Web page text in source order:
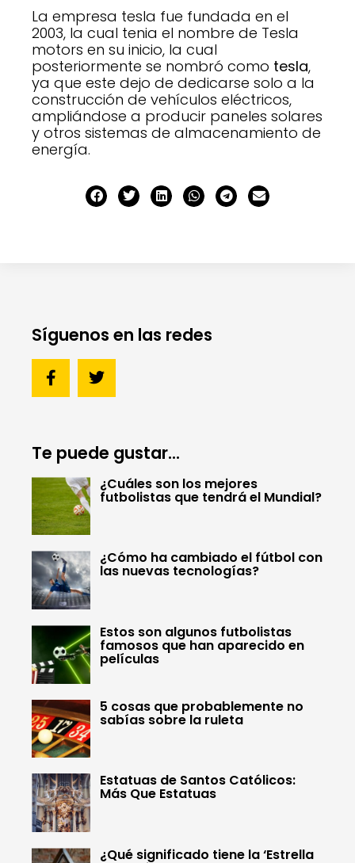
La empresa tesla fue fundada en el
2003, la cual tenia el nombre de Tesla
motors en su inicio, la cual
posteriormente se nombró como tesla,
ya que este dejo de dedicarse solo a la
construcción de vehículos eléctricos,
ampliándose a producir paneles solares
y otros sistemas de almacenamiento de
energía.
Síguenos en las redes
Te puede gustar...
¿Cuáles son los mejores
futbolistas que tendrá el Mundial?
¿Cómo ha cambiado el fútbol con
las nuevas tecnologías?
Estos son algunos futbolistas
famosos que han aparecido en
películas
5 cosas que probablemente no
sabías sobre la ruleta
Estatuas de Santos Católicos:
Más Que Estatuas
¿Qué significado tiene la ‘Estrella